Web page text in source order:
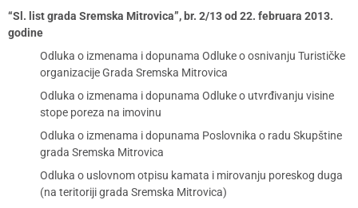
“Sl. list grada Sremska Mitrovica”, br. 2/13 od 22. februara 2013.
godine
Odluka o izmenama i dopunama Odluke o osnivanju Turističke
organizacije Grada Sremska Mitrovica
Odluka o izmenama i dopunama Odluke o utvrđivanju visine
stope poreza na imovinu
Odluka o izmenama i dopunama Poslovnika o radu Skupštine
grada Sremska Mitrovica
Odluka o uslovnom otpisu kamata i mirovanju poreskog duga
(na teritoriji grada Sremska Mitrovica)